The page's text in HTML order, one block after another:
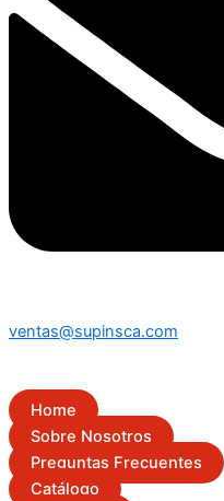
ventas@supinsca.com
Home
Sobre Nosotros
Preguntas Frecuentes
Catálogo